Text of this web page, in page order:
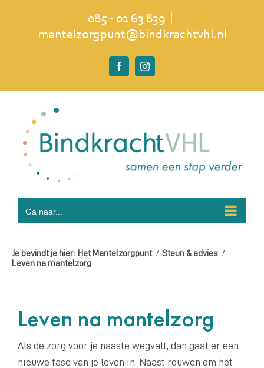
085 - 01 63 839
mantelzorgpunt@bindkrachtvhl.nl
FacebookInstagram
Ga naar...
Je bevindt je hier: Het Mantelzorgpunt
Steun & advies
Leven na mantelzorg
Leven na mantelzorg
Als de zorg voor je naaste wegvalt, dan gaat er een
nieuwe fase van je leven in. Naast rouwen om het